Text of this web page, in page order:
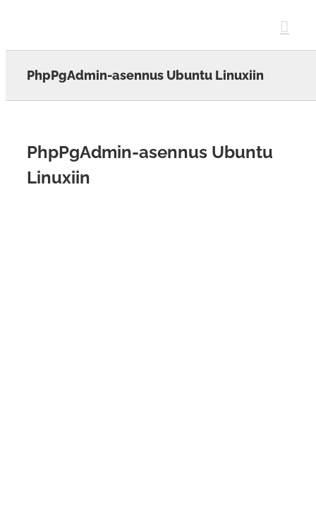
PhpPgAdmin-asennus Ubuntu Linuxiin
PhpPgAdmin-asennus Ubuntu
Linuxiin